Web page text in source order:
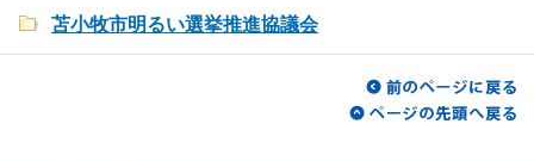
苫小牧市明るい選挙推進協議会